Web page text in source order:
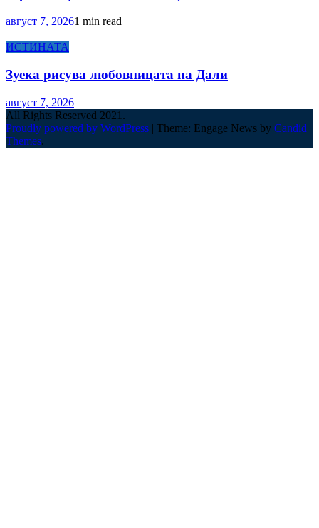
август 7, 20261 min read
ИСТИНАТА
Зуека рисува любовницата на Дали
август 7, 2026
All Rights Reserved 2021.
Proudly powered by WordPress | Theme: Engage News by Candid
Themes.